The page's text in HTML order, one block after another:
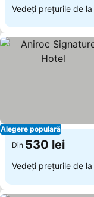
Vedeți prețurile de la
Alegere populară
Din 530 lei
Vedeți prețurile de la